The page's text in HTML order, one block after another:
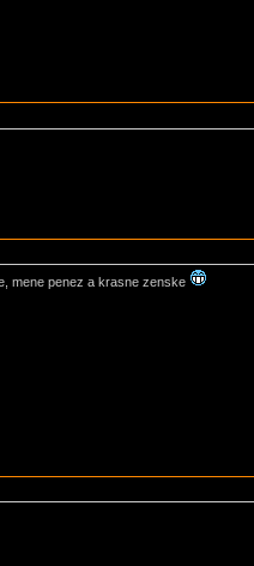
mene penez a krasne zenske